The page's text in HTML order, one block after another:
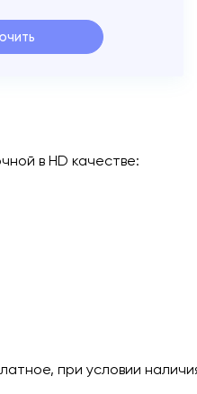
Зона охвата
в HD качестве:
при условии